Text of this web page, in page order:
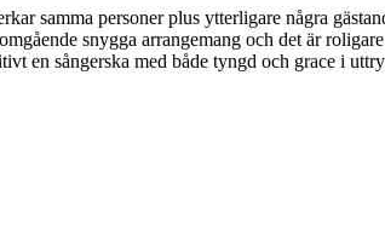
samma personer plus ytterligare några
snygga arrangemang och det är
en sångerska med både tyngd och grace i